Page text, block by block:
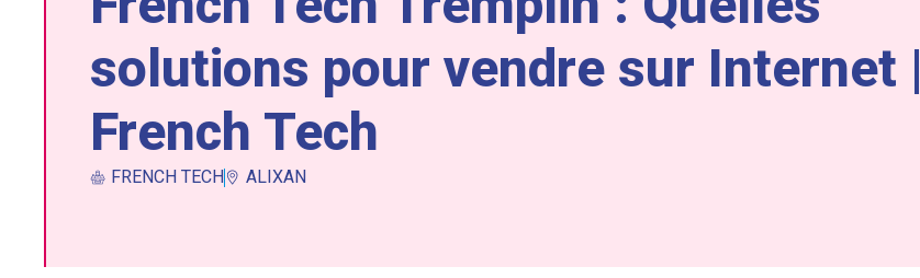
solutions pour vendre sur Internet |
French Tech
FRENCH TECH ALIXAN